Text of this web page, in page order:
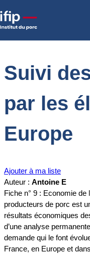
Accueil
Europe
Suivi
par les
Europe
Ajouter à ma liste
Auteur : Antoine E
Fiche n° 9 : Economie
producteurs de porc est
résultats économiques
d’une analyse
demande qui le font
France, en Europe et